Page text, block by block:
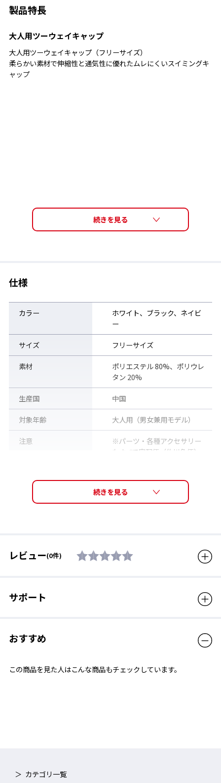
製品特長
大人用ツーウェイキャップ
大人用ツーウェイキャップ（フリーサイズ）
柔らかい素材で伸縮性と通気性に優れたムレにくいスイミングキ
ャップ
仕様
カラー
ホワイト、ブラック、ネイビ
ー
サイズ フリーサイズ
素材
ポリエステル 80%、ポリウレ
タン 20%
生産国 中国
対象年齢 大人用（男女兼用モデル）
注意
※パーツ・各種アクセサリー
もすべて宅配便（佐川急便）
っておりません。
販売価格（税込） 1,210円
レビュー(0件)
サポート
おすすめ
この商品を見た人はこんな商品もチェックしています。
カテゴリ一覧